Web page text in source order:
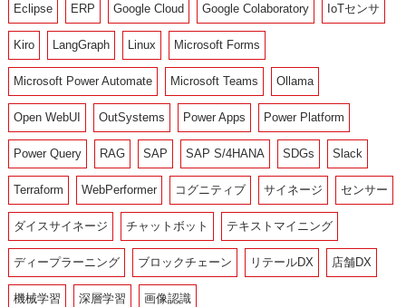
Eclipse ERP Google Cloud Google Colaboratory IoTセンサ
Kiro LangGraph Linux Microsoft Forms
Microsoft Power Automate Microsoft Teams Ollama
Open WebUI OutSystems Power Apps Power Platform
Power Query RAG SAP SAP S/4HANA SDGs Slack
Terraform WebPerformer コグニティブ サイネージ センサー
ダイスサイネージ チャットボット テキストマイニング
ディープラーニング ブロックチェーン リテールDX 店舗DX
機械学習 深層学習 画像認識